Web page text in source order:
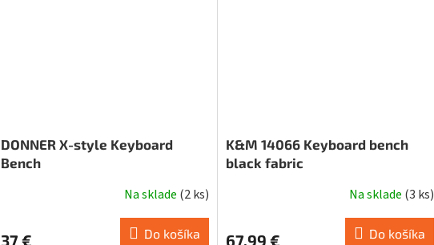
DONNER X-style Keyboard
Bench
Na sklade (2 ks)
37 € Do košíka
K&M 14066 Keyboard bench
black fabric
Na sklade (3 ks)
67,99 € Do košíka